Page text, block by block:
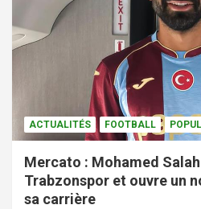
ACTUALITÉS FOOTBALL
Mercato : Mohamed Salah
Trabzonspor et ouvre un
sa carrière